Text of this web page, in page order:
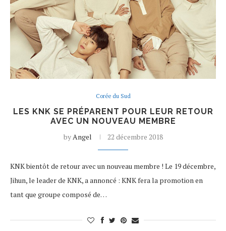
Corée du Sud
LES KNK SE PRÉPARENT POUR LEUR RETOUR
AVEC UN NOUVEAU MEMBRE
byAngel 22 décembre 2018
KNK bientôt de retour avec un nouveau membre ! Le 19 décembre,
Jihun, le leader de KNK, a annoncé : KNK fera la promotion en
tant que groupe composé de…